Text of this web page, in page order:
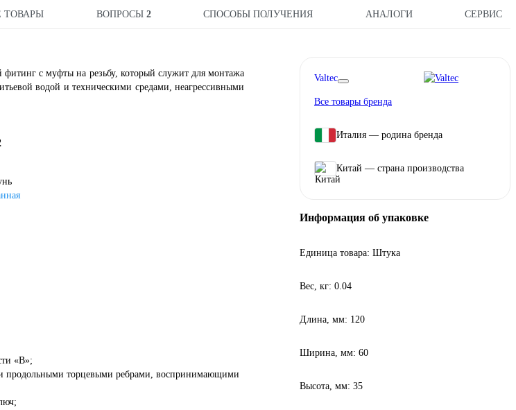
ТОВАРЫ ВОПРОСЫ 2 СПОСОБЫ ПОЛУЧЕНИЯ АНАЛОГИ СЕРВИС
с муфты на резьбу, который служит для монтажа
водой и техническими средами, неагрессивными
«В»;
и продольными торцевыми ребрами, воспринимающими
Valtec
Все товары бренда
Италия — родина бренда
Китай — страна производства
Информация об упаковке
Единица товара: Штука
Вес, кг: 0.04
Длина, мм: 120
Ширина, мм: 60
Высота, мм: 35